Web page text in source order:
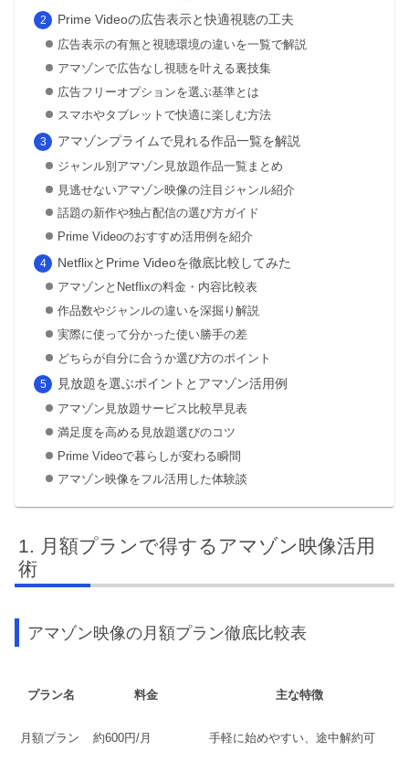
Prime Videoの広告表示と快適視聴の工夫
広告表示の有無と視聴環境の違いを一覧で解説
アマゾンで広告なし視聴を叶える裏技集
広告フリーオプションを選ぶ基準とは
スマホやタブレットで快適に楽しむ方法
アマゾンプライムで見れる作品一覧を解説
ジャンル別アマゾン見放題作品一覧まとめ
見逃せないアマゾン映像の注目ジャンル紹介
話題の新作や独占配信の選び方ガイド
Prime Videoのおすすめ活用例を紹介
NetflixとPrime Videoを徹底比較してみた
アマゾンとNetflixの料金・内容比較表
作品数やジャンルの違いを深掘り解説
実際に使って分かった使い勝手の差
どちらが自分に合うか選び方のポイント
見放題を選ぶポイントとアマゾン活用例
アマゾン見放題サービス比較早見表
満足度を高める見放題選びのコツ
Prime Videoで暮らしが変わる瞬間
アマゾン映像をフル活用した体験談
月額プランで得するアマゾン映像活用
術
アマゾン映像の月額プラン徹底比較表
プラン名 料金 主な特徴
月額プラン 約600円/月 手軽に始めやすい、途中解約可